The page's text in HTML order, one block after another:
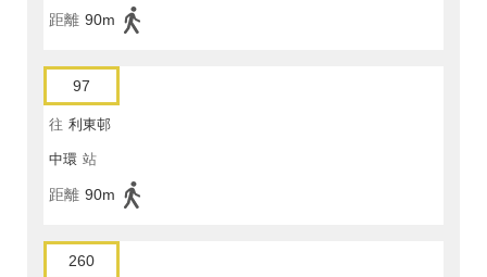
距離 90m
97
往 利東邨
中環 站
距離 90m
260